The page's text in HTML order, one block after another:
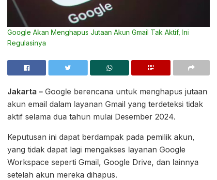
Google Akan Menghapus Jutaan Akun Gmail Tak Aktif, Ini
Regulasinya
Jakarta – Google berencana untuk menghapus jutaan
akun email dalam layanan Gmail yang terdeteksi tidak
aktif selama dua tahun mulai Desember 2024.
Keputusan ini dapat berdampak pada pemilik akun,
yang tidak dapat lagi mengakses layanan Google
Workspace seperti Gmail, Google Drive, dan lainnya
setelah akun mereka dihapus.